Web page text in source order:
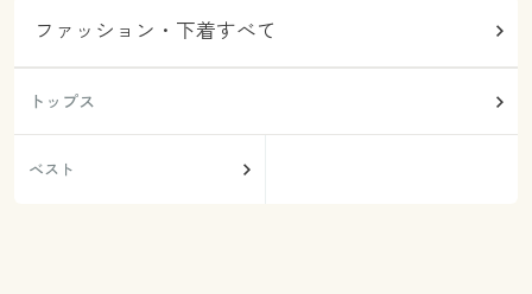
ファッション・下着すべて
トップス
ベスト